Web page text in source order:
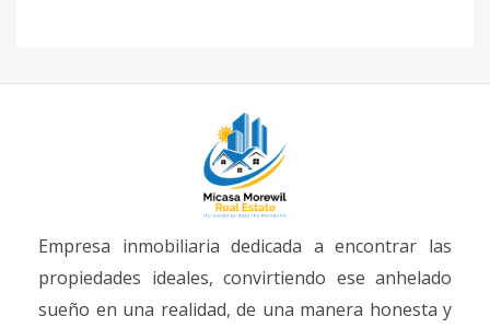
Empresa inmobiliaria dedicada a encontrar las
propiedades ideales, convirtiendo ese anhelado
sueño en una realidad, de una manera honesta y